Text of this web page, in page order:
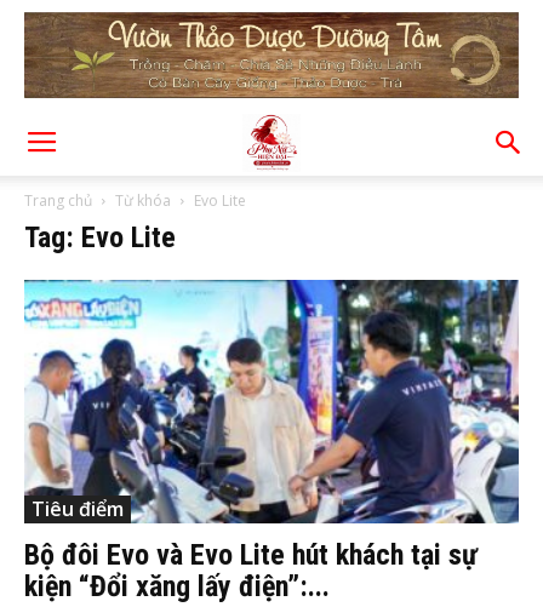
Trang chủ Từ khóa Evo Lite
Tag: Evo Lite
Tiêu điểm
Bộ đôi Evo và Evo Lite hút khách tại sự
kiện “Đổi xăng lấy điện”:...